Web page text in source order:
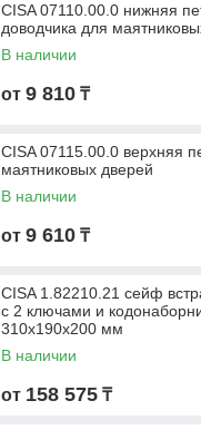
CISA 07110.00.0 нижняя
доводчика для
В наличии
от 9 810 ₸
CISA 07115.00.0 верхняя
маятниковых дверей
В наличии
от 9 610 ₸
CISA 1.82210.21 сейф
с 2 ключами и
310х190х200 мм
В наличии
от 158 575 ₸